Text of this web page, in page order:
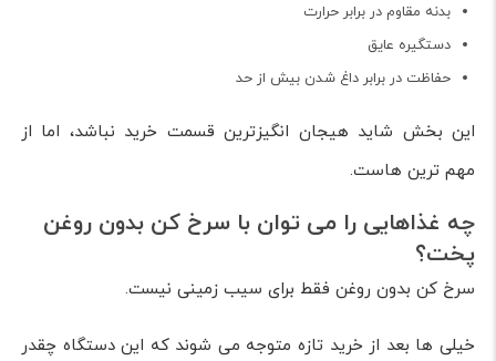
بدنه مقاوم در برابر حرارت
دستگیره عایق
حفاظت در برابر داغ شدن بیش از حد
این بخش شاید هیجان انگیزترین قسمت خرید نباشد، اما از
مهم ترین هاست.
چه غذاهایی را می توان با سرخ کن بدون روغن
پخت؟
سرخ کن بدون روغن فقط برای سیب زمینی نیست.
خیلی ها بعد از خرید تازه متوجه می شوند که این دستگاه چقدر